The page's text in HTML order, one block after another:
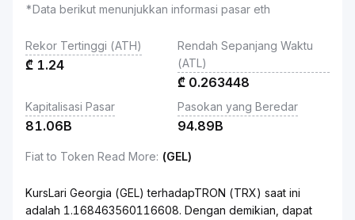
*Data berikut menunjukkan informasi pasar eth
Rekor Tertinggi (ATH)
₾ 1.24
Rendah Sepanjang Waktu
(ATL)
₾ 0.263448
Kapitalisasi Pasar
81.06B
Pasokan yang Beredar
94.89B
Fiat to Token Read More: (GEL)
KursLari Georgia (GEL) terhadapTRON (TRX) saat ini
adalah 1.168463560116608. Dengan demikian, dapat